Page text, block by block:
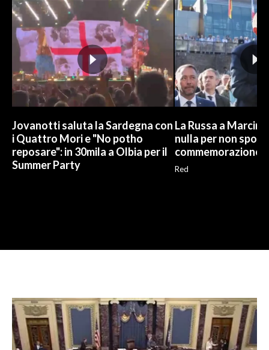
Jovanotti saluta la Sardegna con
i Quattro Mori e "No potho
reposare": in 30mila a Olbia per il
Summer Party
La Russa a
nulla per non
commemorazione
Red